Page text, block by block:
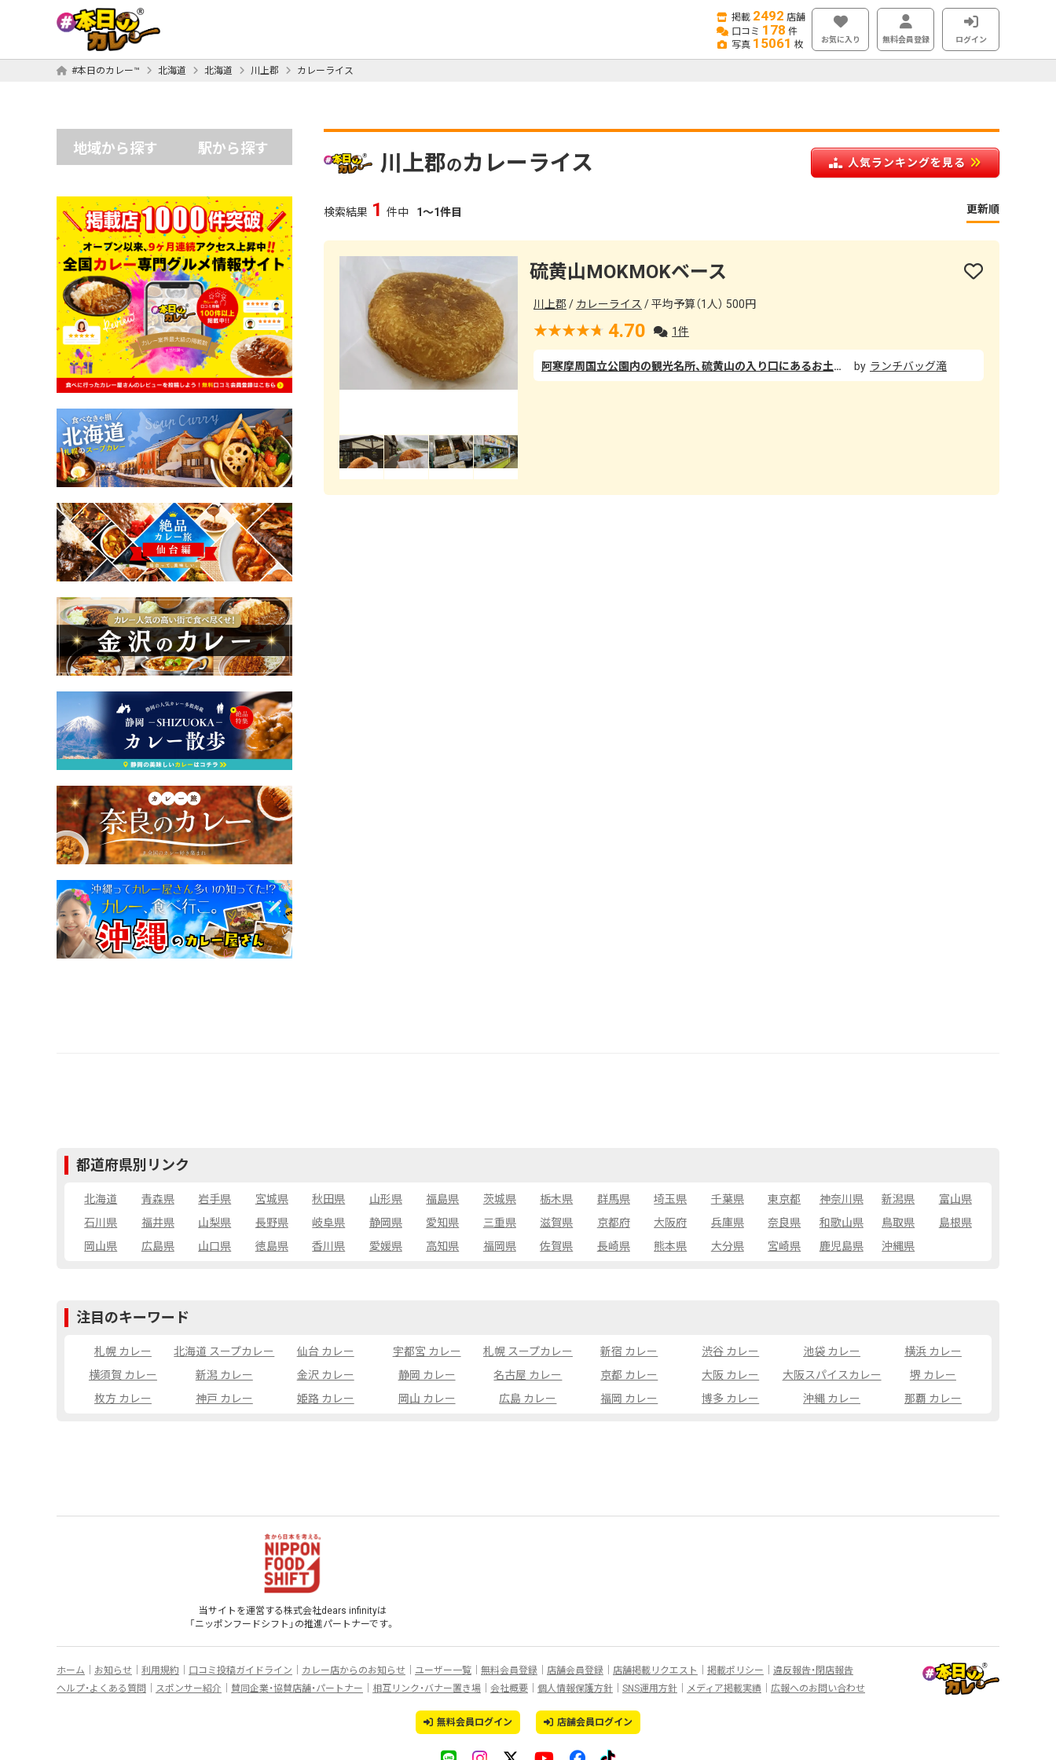
掲載 2492 店舗
口コミ 178 件
写真 15061 枚 お気に入り 無料会員登録 ログイン
#本日のカレー™ 北海道 北海道 川上郡 カレーライス
地域から探す 駅から探す
川上郡のカレーライス 人気ランキングを見る
検索結果 1 件中 1～1件目 更新順
硫黄山MOKMOKベース
川上郡 カレーライス 平均予算（1人） 500円
4.70 1件
阿寒摩周国立公園内の観光名所、硫黄山の入り口にあるお土産屋さん。フードカウンターで注文した料理の店内飲食も可能です。今回は「チーズカレーパン」をテイクアウト注文。フライヤーで揚がっていくカレーパンを間近に見られ、気分もアガります。 パンの中にはたっぷりのチーズとカレー。チーズはモッツァレラ系で主張が強すぎず、しっかりとカレーがメインになったうえで、旨味が強化されています。 遠目に噴気孔を眺めつつ、一帯に硫黄の匂いが立ち込める中で食べていたので、他の地域で食べるカレーパンとは一線を画した独特な風味？が楽しめました。 ランチバッグ滝
都道府県別リンク
北海道 青森県 岩手県 宮城県 秋田県 山形県 福島県 茨城県 栃木県 群馬県 埼玉県 千葉県 東京都 神奈川県 新潟県
富山県
石川県
福井県 山梨県 長野県 岐阜県 静岡県 愛知県 三重県 滋賀県 京都府 大阪府 兵庫県 奈良県 和歌山県 鳥取県
島根県
岡山県
広島県 山口県 徳島県 香川県 愛媛県 高知県 福岡県 佐賀県 長崎県 熊本県 大分県 宮崎県 鹿児島県 沖縄県
注目のキーワード
札幌 カレー 北海道 スープカレー 仙台 カレー 宇都宮 カレー 札幌 スープカレー 新宿 カレー 渋谷 カレー 池袋 カレー
横浜 カレー
横須賀 カレー
新潟 カレー 金沢 カレー 静岡 カレー 名古屋 カレー 京都 カレー 大阪 カレー 大阪スパイスカレー
堺 カレー
枚方 カレー
神戸 カレー 姫路 カレー 岡山 カレー 広島 カレー 福岡 カレー 博多 カレー 沖縄 カレー 那覇 カレー
当サイトを運営する株式会社dears infinityは
「ニッポンフードシフト」 の推進パートナーです。
ホーム お知らせ 利用規約 口コミ投稿ガイドライン カレー店からのお知らせ ユーザー一覧 無料会員登録 店舗会員登録 店舗掲載リクエスト 掲載ポリシー
違反報告・閉店報告
ヘルプ・よくある質問
スポンサー紹介 賛同企業・協賛店舗・パートナー 相互リンク・バナー置き場 会社概要 個人情報保護方針 SNS運用方針 メディア掲載実績 広報へのお問い合わせ
無料会員ログイン 店舗会員ログイン